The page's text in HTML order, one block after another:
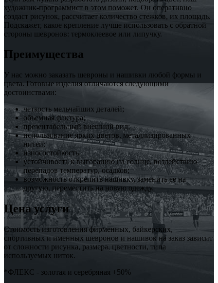
художник-программист в этом поможет. Он оперативно
создаст рисунок, рассчитает количество стежков, их площадь.
Подскажет, какое крепление лучше использовать с обратной
стороны шевронов: термоклеевое или липучку.
Преимущества
У нас можно заказать шевроны и нашивки любой формы и
цвета. Готовые изделия отличаются следующими
достоинствами:
четкость мельчайших деталей;
объемная фактура;
презентабельный внешний вид;
использование ярких цветов, металлизированных
нитей;
износостойкость;
устойчивость к выгоранию на солнце, воздействию
перепадов температур, осадков;
возможность открепить нашивку, заменить ее на
другую, переместить на новую одежду.
Цена услуги
Стоимость изготовления фирменных, байкерских,
спортивных и именных шевронов и нашивок на заказ зависит
от сложности рисунка, размера, цветности, типа
используемых ниток.
*ФЛЕКС - золотая и серебряная +50%